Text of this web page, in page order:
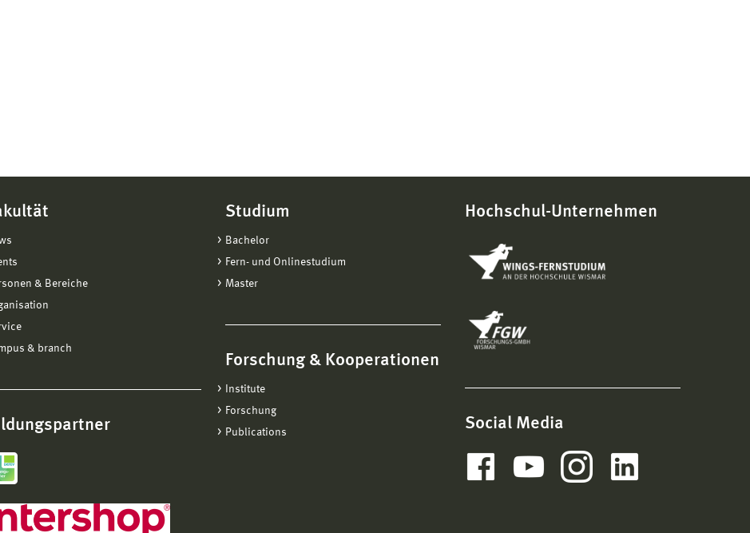
& Bereiche
& branch
Studium
Bachelor
Fern- und Onlinestudium
Master
Forschung & Kooperationen
Institute
Forschung
Publications
Hochschul-Unternehmen
Social Media